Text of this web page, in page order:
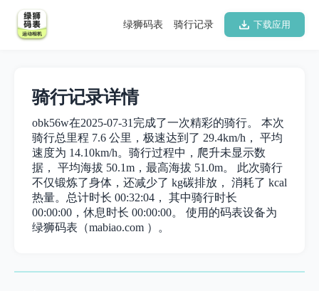
下载应用
骑行记录
绿狮码表
骑行记录详情
obk56w在2025-07-31完成了一次精彩的骑行。 本次
骑行总里程 7.6 公里，极速达到了 29.4km/h， 平均
速度为 14.10km/h。骑行过程中，爬升未显示数
据， 平均海拔 50.1m，最高海拔 51.0m。 此次骑行
不仅锻炼了身体，还减少了 kg碳排放， 消耗了 kcal
热量。总计时长 00:32:04， 其中骑行时长
00:00:00，休息时长 00:00:00。 使用的码表设备为
绿狮码表（mabiao.com ）。